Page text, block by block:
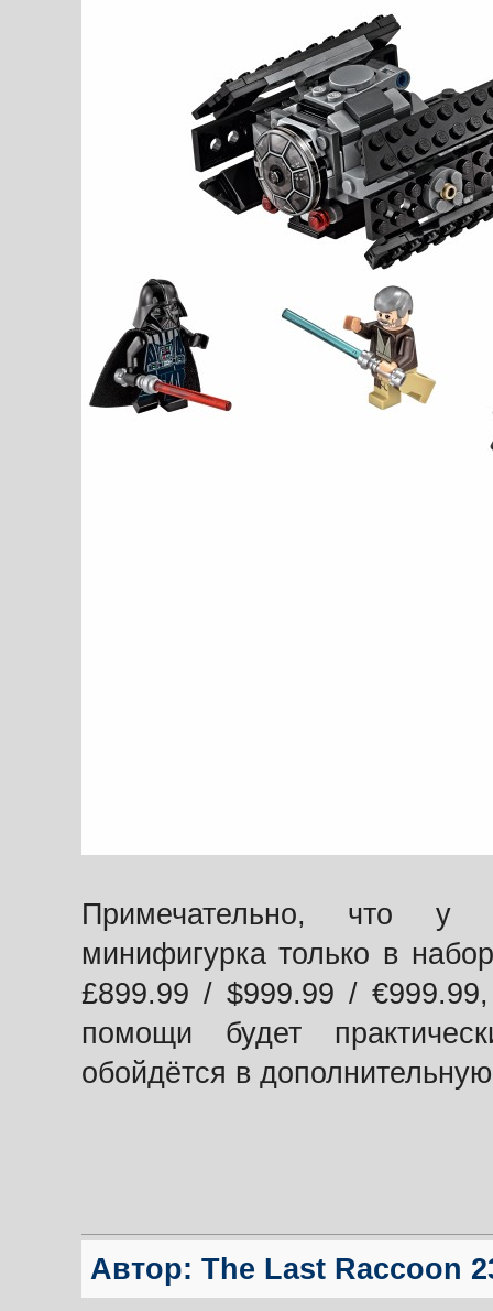
Примечательно, что у
минифигурка только в
£899.99 / $999.99 /
помощи будет
обойдётся в
Автор: The Last Raccoon